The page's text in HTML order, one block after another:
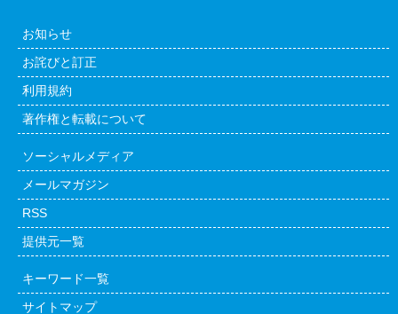
お知らせ
お詫びと訂正
利用規約
著作権と転載について
ソーシャルメディア
メールマガジン
RSS
提供元一覧
キーワード一覧
サイトマップ